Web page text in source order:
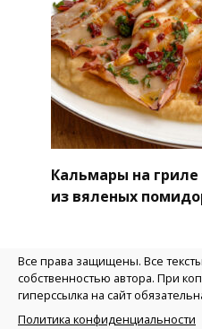
Кальмары на гриле
из вяленых
Все права защищены. Все
собственностью автора. При
гиперссылка на сайт
Политика конфиденциальности